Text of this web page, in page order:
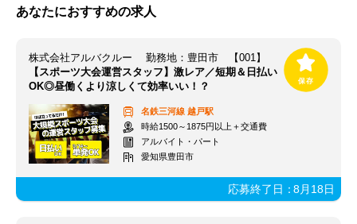
あなたにおすすめの求人
株式会社アルバクルー 勤務地：豊田市 【001】
【スポーツ大会運営スタッフ】激レア／短期＆日払い
OK◎昼働くより涼しくて効率いい！？
名鉄三河線 越戸駅
時給1500～1875円以上＋交通費
アルバイト・パート
愛知県豊田市
応募終了日：8月18日